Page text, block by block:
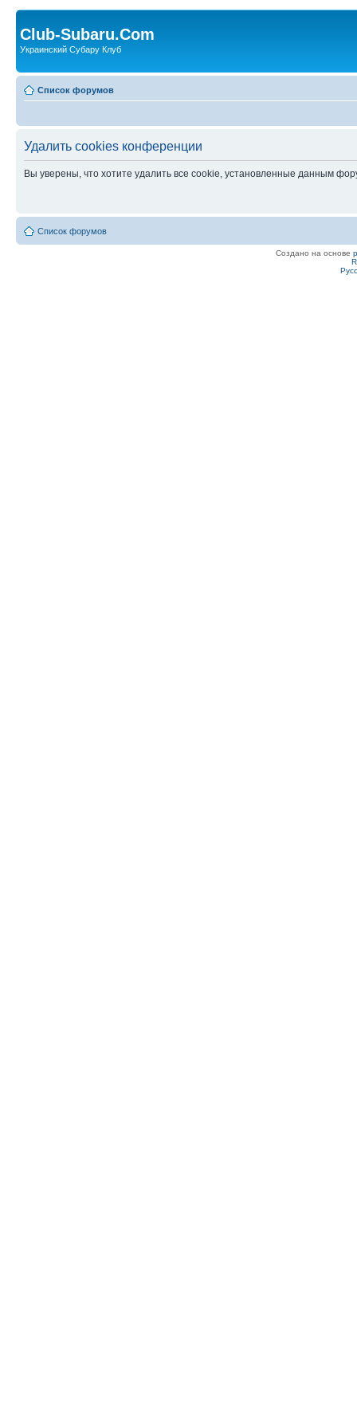
Club-Subaru.Com
Украинский Субару Клуб
Список форумов
Удалить cookies конференции
Вы уверены, что хотите удалить все cookie, установленные данным
Список форумов
Создано на основе